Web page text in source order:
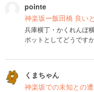
pointe
神楽坂ー飯田橋 良い
兵庫横丁・かくれんぼ
ポットとしてどうです
くまちゃん
神楽坂での未知との